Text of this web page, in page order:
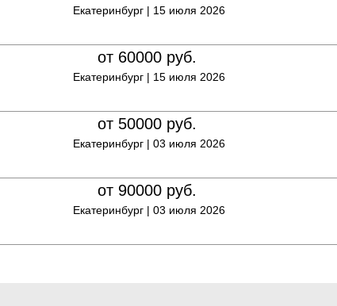
Екатеринбург | 15 июля 2026
от 60000 руб.
Екатеринбург | 15 июля 2026
от 50000 руб.
Екатеринбург | 03 июля 2026
от 90000 руб.
Екатеринбург | 03 июля 2026